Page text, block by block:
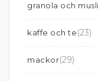
granola och musli
kaffe och te(23)
mackor(29)